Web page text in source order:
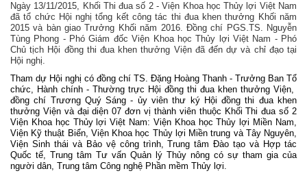
Ngày 13/11/2015, Khối Thi đua số 2 - Viện Khoa học Thủy lợi Việt Nam
đã tổ chức Hội nghị tổng kết công tác thi đua khen thưởng Khối năm
2015 và bàn giao Trưởng Khối năm 2016. Đồng chí PGS.TS. Nguyễn
Tùng Phong - Phó Giám đốc Viện Khoa học Thủy lợi Việt Nam - Phó
Chủ tịch Hội đồng thi đua khen thưởng Viện đã đến dự và chỉ đạo tại
Hội nghị.
Tham dự Hội nghị có đồng chí TS. Đặng Hoàng Thanh - Trưởng Ban Tổ
chức, Hành chính - Thường trực Hội đồng thi đua khen thưởng Viện,
đồng chí Trương Quý Sáng - ủy viên thư ký Hội đồng thi đua khen
thưởng Viện và đại diện 07 đơn vị thành viên thuộc Khối Thi đua số 2
Viện Khoa học Thủy lợi Việt Nam: Viện Khoa học Thủy lợi Miền Nam,
Viện Kỹ thuật Biển, Viện Khoa học Thủy lợi Miền trung và Tây Nguyên,
Viện Sinh thái và Bảo vệ công trình, Trung tâm Đào tạo và Hợp tác
Quốc tế, Trung tâm Tư vấn Quản lý Thủy nông có sự tham gia của
người dân, Trung tâm Công nghệ Phần mềm Thủy lợi.